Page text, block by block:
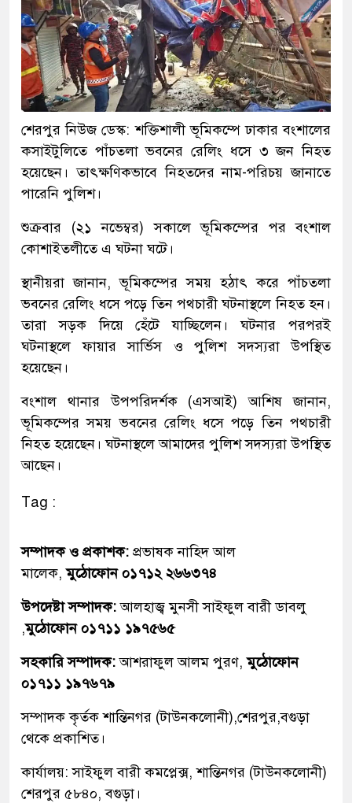
শেরপুর নিউজ ডেস্ক: শক্তিশালী ভূমিকম্পে ঢাকার বংশালের
কসাইটুলিতে পাঁচতলা ভবনের রেলিং ধসে ৩ জন নিহত
হয়েছেন। তাৎক্ষণিকভাবে নিহতদের নাম-পরিচয় জানাতে
পারেনি পুলিশ।
‎শুক্রবার (২১ নভেম্বর) সকালে ভূমিকম্পের পর বংশাল
কোশাইতলীতে এ ঘটনা ঘটে।
‎স্থানীয়রা জানান, ভূমিকম্পের সময় হঠাৎ করে পাঁচতলা
ভবনের রেলিং ধসে পড়ে তিন পথচারী ঘটনাস্থলে নিহত হন।
তারা সড়ক দিয়ে হেঁটে যাচ্ছিলেন। ঘটনার পরপরই
ঘটনাস্থলে ফায়ার সার্ভিস ও পুলিশ সদস্যরা উপস্থিত
হয়েছেন।
‎বংশাল থানার উপপরিদর্শক (এসআই) আশিষ জানান,
ভূমিকম্পের সময় ভবনের রেলিং ধসে পড়ে তিন পথচারী
নিহত হয়েছেন। ঘটনাস্থলে আমাদের পুলিশ সদস্যরা উপস্থিত
আছেন।
Tag :
সম্পাদক ও প্রকাশক: প্রভাষক নাহিদ আল
মালেক,মুঠোফোন ০১৭১২ ২৬৬৩৭৪
উপদেষ্টা সম্পাদক:আলহাজ্ব মুনসী সাইফুল বারী ডাবলু
,মুঠোফোন ০১৭১১ ১৯৭৫৬৫
সহকারি সম্পাদক:আশরাফুল আলম পুরণ,মুঠোফোন
০১৭১১ ১৯৭৬৭৯
সম্পাদক কৃর্তক শান্তিনগর (টাউনকলোনী),শেরপুর,বগুড়া
থেকে প্রকাশিত।
কার্যালয়: সাইফুল বারী কমপ্লেক্স, শান্তিনগর (টাউনকলোনী)
শেরপুর ৫৮৪০, বগুড়া।